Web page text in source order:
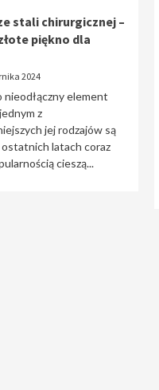
stali chirurgicznej –
piękno dla
2024
element
z
jej rodzajów są
ostatnich latach coraz
cieszą...